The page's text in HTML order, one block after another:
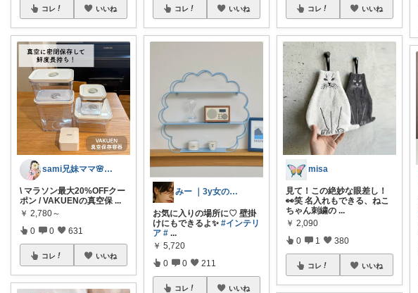
コレ いいね
sami兄妹ママ🌸こどもとママのもの
\ マラソン最大20%OFFクー
ポン / VAKUENの真空保 ...
￥ 2,780～
0 0 631
コレ いいね
コレ いいね
みー ｜3y女の子ママ
お気に入りの場所に♡ 壁掛
けにもできるよ✨#インテリ
ア # ...
￥ 5,720
0 0 211
コレ いいね
コレ いいね
misa
見て！この絶妙な眼差し！
👀笑 名入れもできる、ねこ
ちゃん刺繍の ...
￥ 2,090
0 1 380
コレ いいね